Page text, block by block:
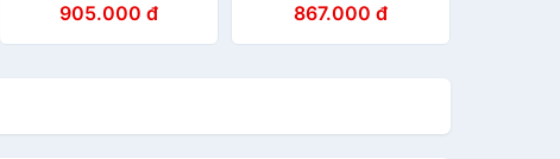
1080P FullHD CV310
C3W C3WN HIKVISION
905.000 đ
IP66 – Phát hiện chuyển
động – HÀNG CHÍNH
867.000 đ